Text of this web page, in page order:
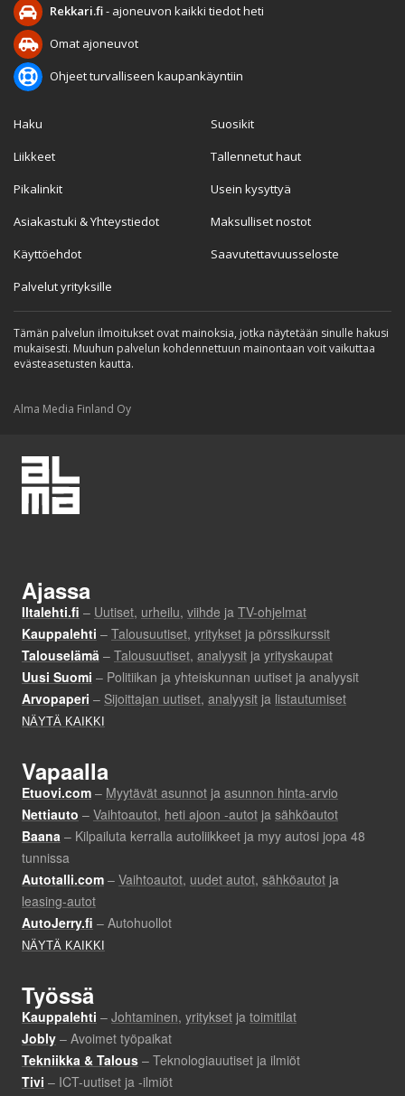
Rekkari.fi- ajoneuvon kaikki tiedot heti
Omat ajoneuvot
Ohjeet turvalliseen kaupankäyntiin
Haku
Liikkeet
Pikalinkit
Asiakastuki & Yhteystiedot
Käyttöehdot
Palvelut yrityksille
Suosikit
Tallennetut haut
Usein kysyttyä
Maksulliset nostot
Saavutettavuusseloste
Tämän palvelun ilmoitukset ovat mainoksia, jotka näytetään sinulle hakusi
mukaisesti. Muuhun palvelun kohdennettuun mainontaan voit vaikuttaa
evästeasetusten kautta.
Alma Media Finland Oy